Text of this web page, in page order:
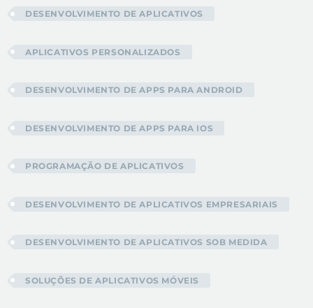
DESENVOLVIMENTO DE APLICATIVOS
APLICATIVOS PERSONALIZADOS
DESENVOLVIMENTO DE APPS PARA ANDROID
DESENVOLVIMENTO DE APPS PARA IOS
PROGRAMAÇÃO DE APLICATIVOS
DESENVOLVIMENTO DE APLICATIVOS EMPRESARIAIS
DESENVOLVIMENTO DE APLICATIVOS SOB MEDIDA
SOLUÇÕES DE APLICATIVOS MÓVEIS